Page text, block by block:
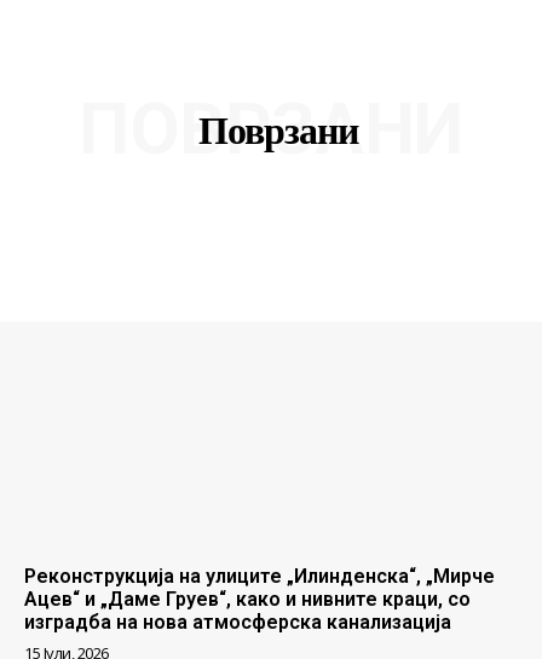
Поврзани
ПОВРЗАНИ
Реконструкција на улиците „Илинденска“, „Мирче
Ацев“ и „Даме Груев“, како и нивните краци, со
изградба на нова атмосферска канализација
15 Јули, 2026